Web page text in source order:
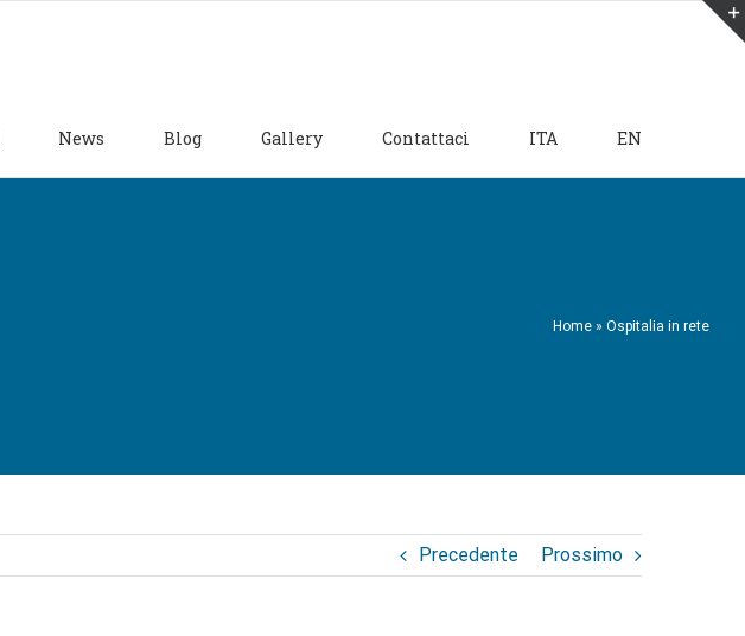
News Blog Gallery Contattaci ITA EN
Home » Ospitalia in rete
Precedente Prossimo